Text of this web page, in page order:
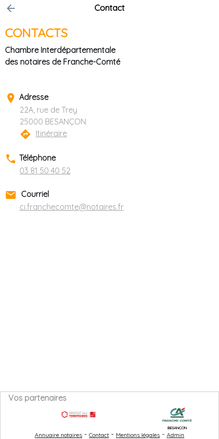
Contact
arrow_back
CONTACTS
Chambre Interdépartementale
des notaires de Franche-Comté
place Adresse
22A, rue de Trey
25000 BESANÇON
directions Itinéraire
phone Téléphone
03 81 50 40 52
email Courriel
ci.franchecomte@notaires.fr
Vos partenaires
BESANÇON
Annuaire notaires - Contact - Mentions légales - Admin